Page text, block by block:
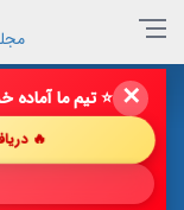
✕ 🔥 فروش خود را
🔥